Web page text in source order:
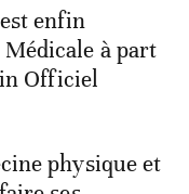
enfin
à part
Officiel
physique et